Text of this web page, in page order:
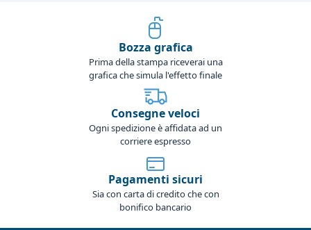
Bozza grafica
Prima della stampa riceverai una
grafica che simula l'effetto finale
Consegne veloci
Ogni spedizione è affidata ad un
corriere espresso
Pagamenti sicuri
Sia con carta di credito che con
bonifico bancario